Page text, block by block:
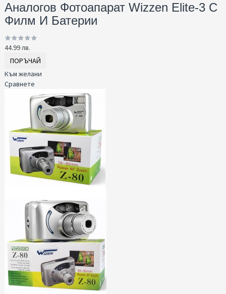
Аналогов Фотоапарат Wizzen Elite-3 С
Филм И Батерии
44.99 лв.
ПОРЪЧАЙ
Към желани
Сравнете